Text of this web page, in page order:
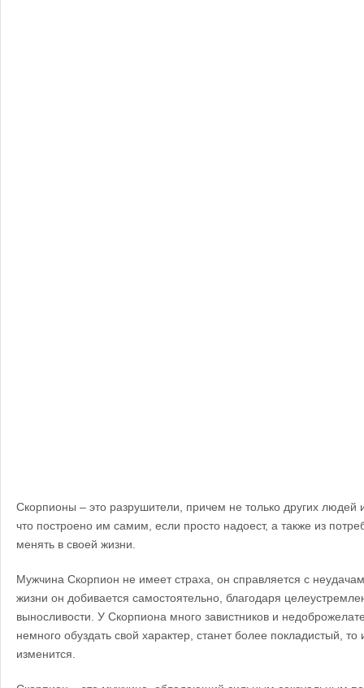
Скорпионы – это разрушители, причем не только других людей
что построено им самим, если просто надоест, а также из
менять в своей жизни.
Мужчина Скорпион не имеет страха, он справляется с
жизни он добивается самостоятельно, благодаря
выносливости. У Скорпиона много завистников и
немного обуздать свой характер, станет более покладистый,
изменится.